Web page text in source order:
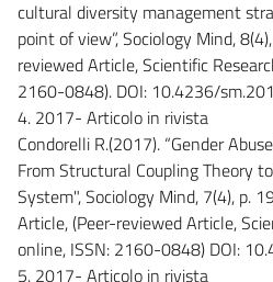
cultural diversity management
point of view”, Sociology Mind,
reviewed Article, Scientific
2160-0848). DOI: 10.4236/
4. 2017- Articolo in rivista
Condorelli R.(2017). “Gender
From Structural Coupling Theory
System", Sociology Mind, 7(4), p.
Article, (Peer-reviewed Article,
online, ISSN: 2160-0848) DOI:
5. 2017- Articolo in rivista